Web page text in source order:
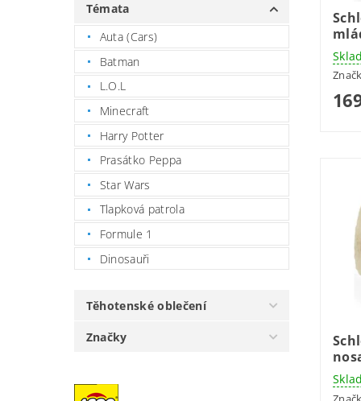
Témata
Auta (Cars)
Batman
L.O.L
Minecraft
Harry Potter
Prasátko Peppa
Star Wars
Tlapková patrola
Formule 1
Dinosauři
Těhotenské oblečení
Značky